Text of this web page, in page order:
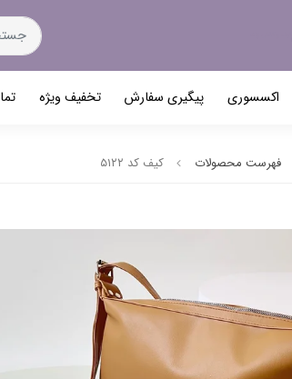
اکسسوری پیگیری سفارش تخفیف ویژه
فهرست محصولات کیف کد ۵۱۲۲